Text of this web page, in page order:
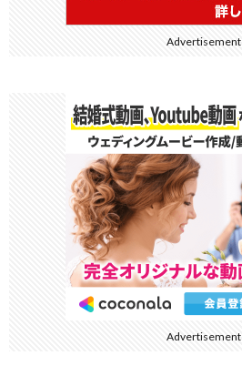
Advertisement
Advertisement